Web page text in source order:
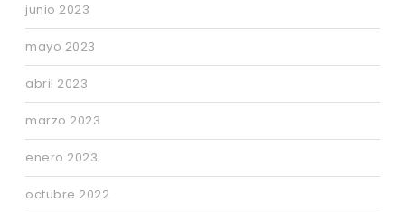
junio 2023
mayo 2023
abril 2023
marzo 2023
enero 2023
octubre 2022